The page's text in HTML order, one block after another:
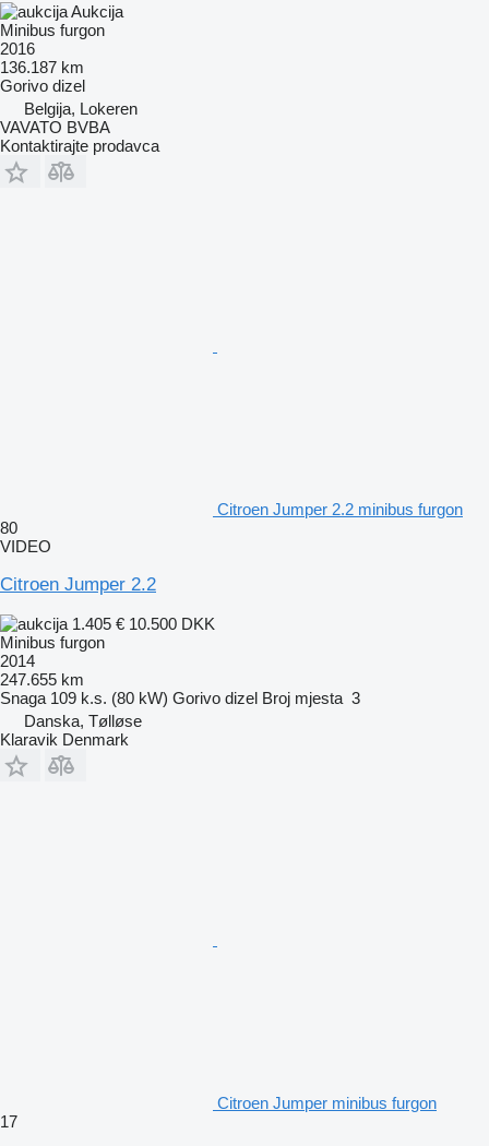
Aukcija
Minibus furgon
2016
136.187 km
Gorivo dizel
Belgija, Lokeren
VAVATO BVBA
Kontaktirajte prodavca
Citroen Jumper 2.2 minibus furgon
80
VIDEO
Citroen Jumper 2.2
1.405 € 10.500 DKK
Minibus furgon
2014
247.655 km
Snaga 109 k.s. (80 kW) Gorivo dizel Broj mjesta 3
Danska, Tølløse
Klaravik Denmark
Citroen Jumper minibus furgon
17